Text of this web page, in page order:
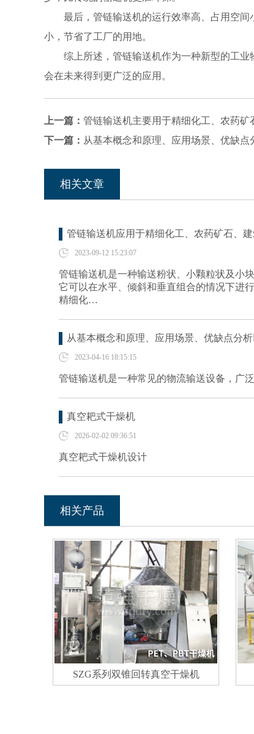
最后，管链输送机的运行效率高、占用空间
小，节省了工厂的用地。
综上所述，管链输送机作为一种新型的工业
会在未来得到更广泛的应用。
上一篇： 管链输送机主要用于精细化工、农药
下一篇： 从基本概念和原理、应用场景、优缺
相关文章
管链输送机应用于精细化工、农药矿石、
2023-09-12 15:23:07
管链输送机是一种输送粉状、小颗粒状及小
它可以在水平、倾斜和垂直组合的情况下进
精细化…
从基本概念和原理、应用场景、优缺点分
2023-04-16 18:15:15
管链输送机是一种常见的物流输送设备，广
真空耙式干燥机
2026-02-02 09:36:51
真空耙式干燥机设计
相关产品
SZG系列双锥回转真空干燥机